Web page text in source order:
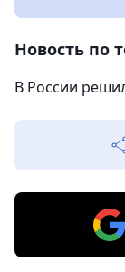
Новость по
В России